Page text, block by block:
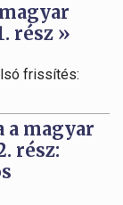
rész »
frissítés:
magyar
rész: